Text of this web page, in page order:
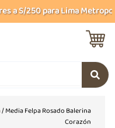
a S/250 para Lima
/ Media Felpa Rosado Balerina
Corazón